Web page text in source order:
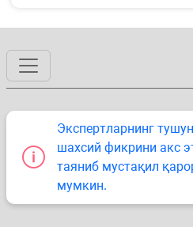
Экспертларнинг
шахсий фикрини акс
таяниб мустақил
мумкин.